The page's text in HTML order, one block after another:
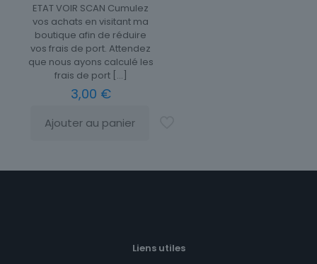
ETAT VOIR SCAN Cumulez
vos achats en visitant ma
boutique afin de réduire
vos frais de port. Attendez
que nous ayons calculé les
frais de port[…]
3,00 €
Ajouter au panier
Liens utiles